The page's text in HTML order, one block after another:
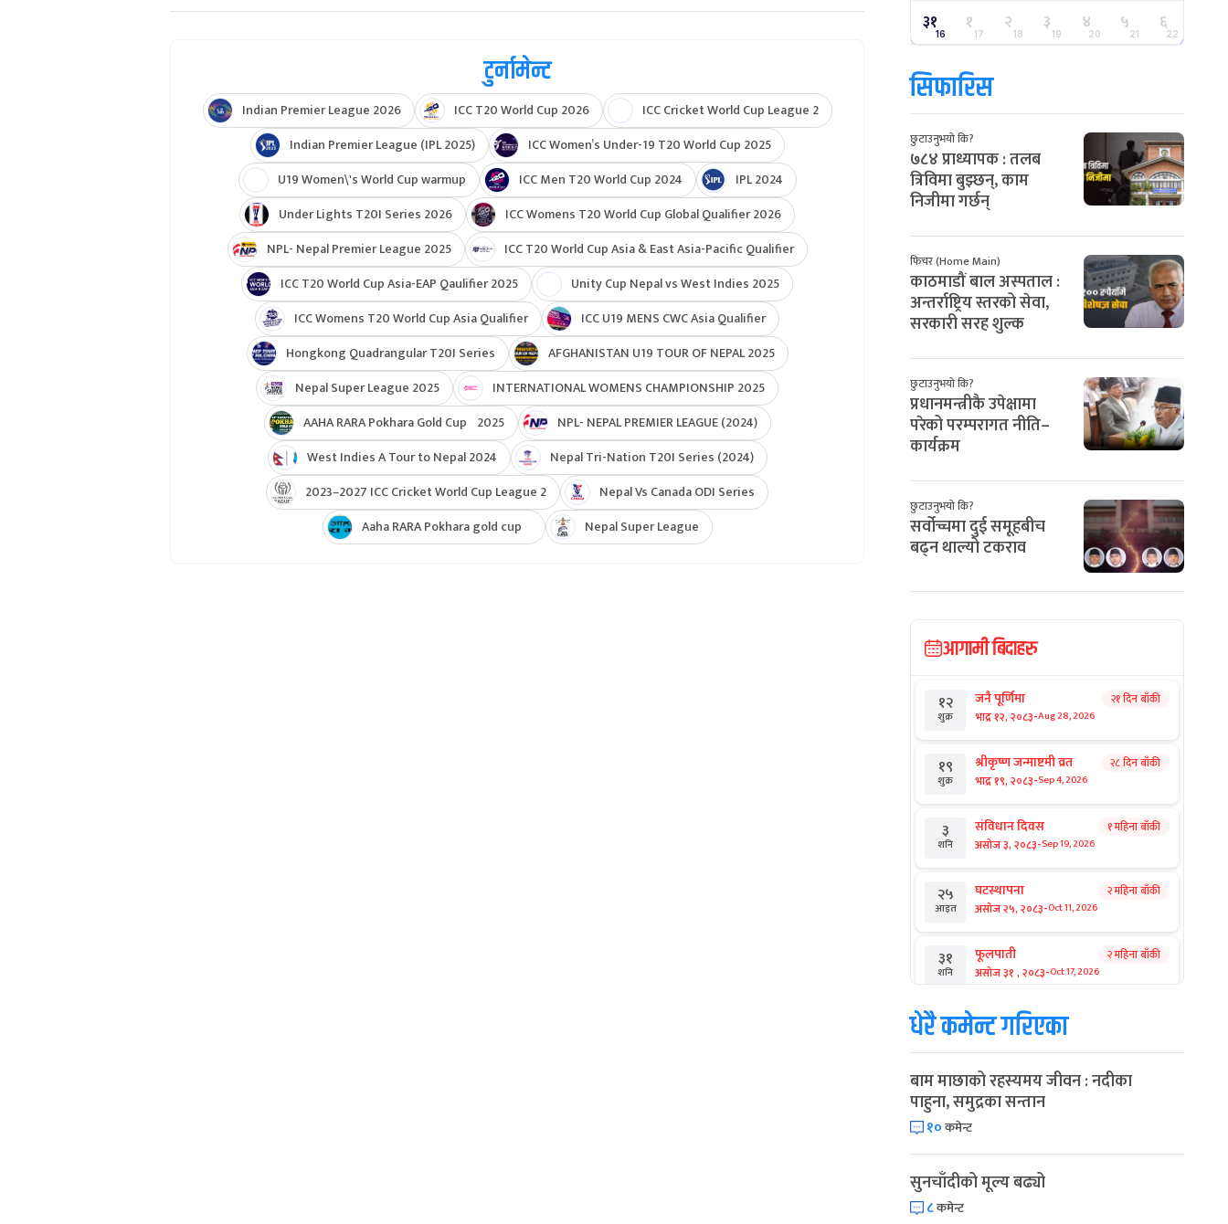
टुर्नामेन्ट
Indian Premier League 2026 ICC T20 World Cup 2026
ICC Cricket World Cup League 2
Indian Premier League (IPL 2025)
ICC Women’s Under-19 T20 World Cup 2025
U19 Women\'s World Cup warmup
ICC Men T20 World Cup 2024
IPL 2024
Under Lights T20I Series 2026
ICC Womens T20 World Cup Global Qualifier 2026
NPL- Nepal Premier League 2025
ICC T20 World Cup Asia & East Asia-Pacific Qualifier
ICC T20 World Cup Asia-EAP Qaulifier 2025
Unity Cup Nepal vs West Indies 2025
ICC Womens T20 World Cup Asia Qualifier
ICC U19 MENS CWC Asia Qualifier
Hongkong Quadrangular T20I Series
AFGHANISTAN U19 TOUR OF NEPAL 2025
Nepal Super League 2025
INTERNATIONAL WOMENS CHAMPIONSHIP 2025
AAHA RARA Pokhara Gold Cup 2025
NPL- NEPAL PREMIER LEAGUE (2024)
West Indies A Tour to Nepal 2024
Nepal Tri-Nation T20I Series (2024)
2023–2027 ICC Cricket World Cup League 2
Nepal Vs Canada ODI Series
Aaha RARA Pokhara gold cup
Nepal Super League
३१16 १17 २18 ३19 ४20 ५21 ६22
सिफारिस
छुटाउनुभयो कि?
७८४ प्राध्यापक : तलब
त्रिविमा बुझ्छन्, काम
निजीमा गर्छन्
फिचर (Home Main)
काठमाडौं बाल अस्पताल :
अन्तर्राष्ट्रिय स्तरको सेवा,
सरकारी सरह शुल्क
छुटाउनुभयो कि?
प्रधानमन्त्रीकै उपेक्षामा
परेको परम्परागत नीति–
कार्यक्रम
छुटाउनुभयो कि?
सर्वोच्चमा दुई समूहबीच
बढ्न थाल्यो टकराव
आगामी बिदाहरु
१२
शुक्र
जनै पूर्णिमा
भाद्र १२, २०८३-Aug 28, 2026
२१ दिन बाँकी
१९
शुक्र
श्रीकृष्ण जन्माष्टमी व्रत
भाद्र १९, २०८३-Sep 4, 2026
२८ दिन बाँकी
३
शनि
संविधान दिवस
असोज ३, २०८३-Sep 19, 2026
१ महिना बाँकी
२५
आइत
घटस्थापना
असोज २५, २०८३-Oct 11, 2026
२ महिना बाँकी
३१
शनि
फूलपाती
असोज ३१ , २०८३-Oct 17, 2026
२ महिना बाँकी
१
आइत
कार्तिक सङ्क्रान्ति
कार्तिक १, २०८३-Oct 18, 2026
३
मंगल
महानवमी
कार्तिक ३, २०८३-
२ महिना बाँकी
४
५
धेरै कमेन्ट गरिएका
बाम माछाको रहस्यमय जीवन : नदीका
पाहुना, समुद्रका सन्तान
१०कमेन्ट
सुनचाँदीको मूल्य बढ्यो
८कमेन्ट